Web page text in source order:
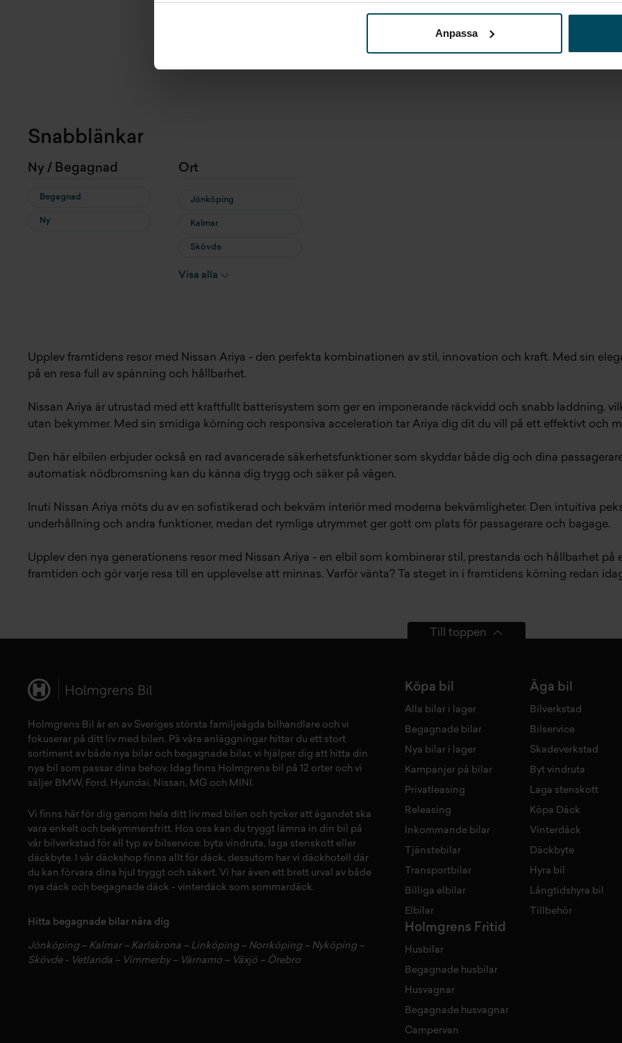
Anpassa
Alla personuppgifter som skickas in till Holmgrens kommer att
Snabblänkar
Ny / Begagnad
Begagnad
Ny
Ort
Jönköping
Kalmar
Skövde
Örebro
Visa alla
Upplev framtidens resor med Nissan Ariya - den perfekta kombinationen av stil, innovation och kraft. Med sin
på en resa full av spänning och hållbarhet.
Nissan Ariya är utrustad med ett kraftfullt batterisystem som ger en imponerande räckvidd och snabb laddning,
utan bekymmer. Med sin smidiga körning och responsiva acceleration tar Ariya dig dit du vill på ett effektivt och
Den här elbilen erbjuder också en rad avancerade säkerhetsfunktioner som skyddar både dig och dina
automatisk nödbromsning kan du känna dig trygg och säker på vägen.
Inuti Nissan Ariya möts du av en sofistikerad och bekväm interiör med moderna bekvämligheter. Den intuitiva
underhållning och andra funktioner, medan det rymliga utrymmet ger gott om plats för passagerare och bagage.
Upplev den nya generationens resor med Nissan Ariya - en elbil som kombinerar stil, prestanda och hållbarhet
framtiden och gör varje resa till en upplevelse att minnas. Varför vänta? Ta steget in i framtidens körning redan
Till toppen
Holmgrens Bil är en av Sveriges största familjeägda bilhandlare och vi
fokuserar på ditt liv med bilen. På våra anläggningar hittar du ett stort
sortiment av både nya bilar och begagnade bilar, vi hjälper dig att hitta din
nya bil som passar dina behov. Idag finns Holmgrens bil på 12 orter och vi
säljer BMW, Ford , Hyundai, Nissan , MG och MINI .
Vi finns här för dig genom hela ditt liv med bilen och tycker att ägandet ska
vara enkelt och bekymmersfritt. Hos oss kan du tryggt lämna in din bil på
vår bilverkstad för all typ av bilservice: byta vindruta, laga stenskott eller
däckbyte. I vår däckshop finns allt för däck, dessutom har vi däckhotell d är
du kan förvara dina hjul tryggt och säkert. Vi har även ett brett urval av både
nya däck och begagnade däck - vinterdäck som sommardäck.
Hitta begagnade bilar nära dig
Jönköping– Kalmar – Karlskrona – Linköping– Norrköping– Nyköping–
Skövde- Vetlanda – Vimmerby– Värnamo – Växjö – Örebro
Köpa bil
Alla bilar i lager
Begagnade bilar
Nya bilar i lager
Kampanjer på bilar
Privatleasing
Releasing
Inkommande bilar
Tjänstebilar
Transportbilar
Billiga elbilar
Elbilar
Äga bil
Bilverkstad
Bilservice
Skadeverkstad
Byt vindruta
Laga stenskott
Köpa Däck
Vinterdäck
Däckbyte
Hyra bil
Långtidshyra bil
Tillbehör
Holmgrens Fritid
Husbilar
Begagnade husbilar
Husvagnar
Begagnade husvagnar
Campervan